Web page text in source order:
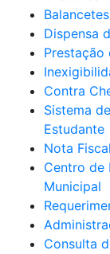
Dispensa
Prestação
Contra
Sistema
Estudante
Nota
Centro de
Municipal
Consulta